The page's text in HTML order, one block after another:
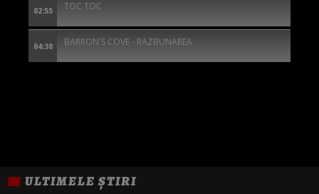
02:55 TOC TOC
04:30 BARRON'S COVE - RAZBUNAREA
ULTIMELE ȘTIRI